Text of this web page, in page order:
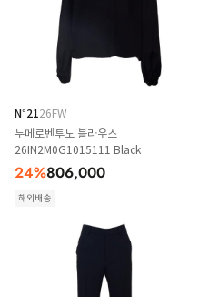
N°2126FW
누메로벤투노 블라우스
26IN2M0G1015111 Black
24%806,000
해외배송